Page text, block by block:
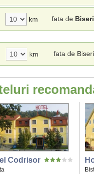
km fata de
km fata de
Codrisor